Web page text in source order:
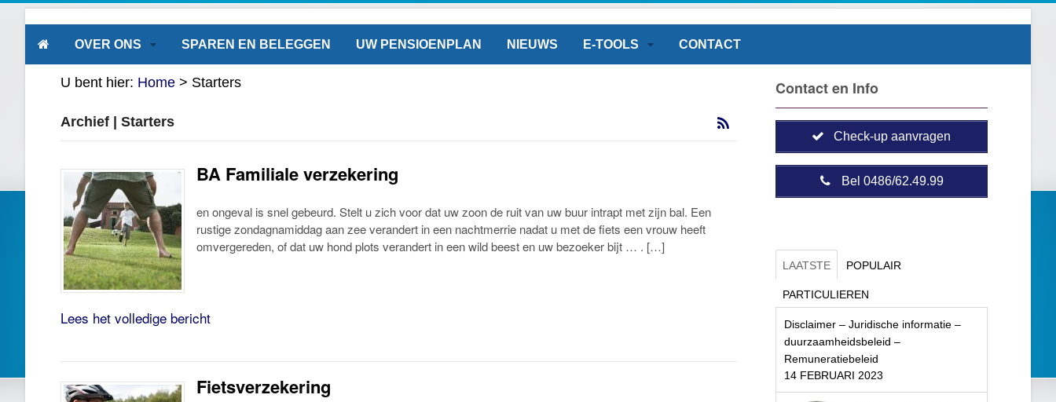
OVER ONS SPAREN EN BELEGGEN UW PENSIOENPLAN NIEUWS E-TOOLS CONTACT
U bent hier: Home > Starters
Archief | Starters
BA Familiale verzekering
en ongeval is snel gebeurd. Stelt u zich voor dat uw zoon de ruit van uw buur intrapt met zijn bal. Een
rustige zondagnamiddag aan zee verandert in een nachtmerrie nadat u met de fiets een vrouw heeft
omvergereden, of dat uw hond plots verandert in een wild beest en uw bezoeker bijt … . […]
Lees het volledige bericht
Fietsverzekering
Contact en Info
Check-up aanvragen
Bel 0486/62.49.99
LAATSTE POPULAIR
PARTICULIEREN
Disclaimer – Juridische informatie –
duurzaamheidsbeleid –
Remuneratiebeleid
14 FEBRUARI 2023